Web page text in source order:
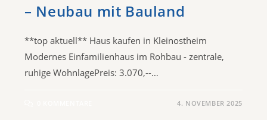
– Neubau mit Bauland
**top aktuell** Haus kaufen in Kleinostheim
Modernes Einfamilienhaus im Rohbau - zentrale,
ruhige WohnlagePreis: 3.070,--…
4. NOVEMBER 2025